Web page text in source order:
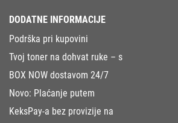
DODATNE INFORMACIJE
Podrška pri kupovini
Tvoj toner na dohvat ruke – s
BOX NOW dostavom 24/7
Novo: Plaćanje putem
KeksPay-a bez provizije na